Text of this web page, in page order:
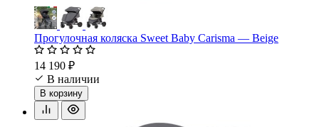
Прогулочная коляска Sweet Baby Carisma — Beige
14 190 ₽
В наличии
В корзину